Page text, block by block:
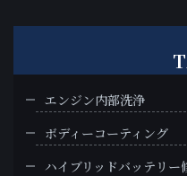
エンジン内部洗浄
ボディーコーティング
ハイブリッドバッテリー